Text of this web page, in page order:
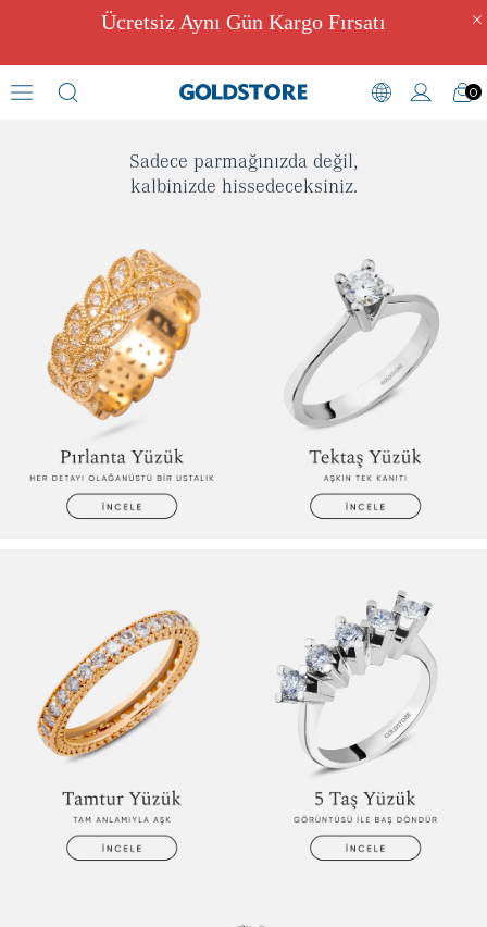
Ücretsiz Aynı Gün Kargo Fırsatı
0
Yüzük
Sadece parmağınızda değil,
kalbinizde hissedeceksiniz.